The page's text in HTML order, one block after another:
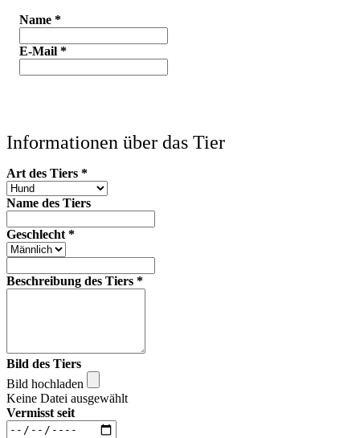
Name *
E-Mail *
Informationen über das Tier
Art des Tiers *
Name des Tiers
Geschlecht *
Beschreibung des Tiers *
Bild des Tiers
Bild hochladen
Keine Datei ausgewählt
Vermisst seit